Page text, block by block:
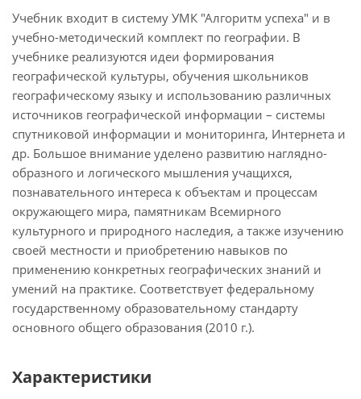
Учебник входит в систему УМК "Алгоритм успеха" и в
учебно-методический комплект по географии. В
учебнике реализуются идеи формирования
географической культуры, обучения школьников
географическому языку и использованию различных
источников географической информации – системы
спутниковой информации и мониторинга, Интернета и
др. Большое внимание уделено развитию наглядно-
образного и логического мышления учащихся,
познавательного интереса к объектам и процессам
окружающего мира, памятникам Всемирного
культурного и природного наследия, а также изучению
своей местности и приобретению навыков по
применению конкретных географических знаний и
умений на практике. Соответствует федеральному
государственному образовательному стандарту
основного общего образования (2010 г.).
Характеристики